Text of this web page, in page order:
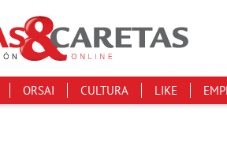
ORSAI CULTURA LIKE